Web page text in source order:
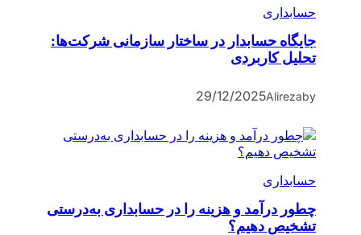
حسابداری
جایگاه حسابدار در ساختار سازمانی شرکت‌ها:
تحلیل کاربردی
by
Alireza
29/12/2025
حسابداری
چطور درآمد و هزینه را در حسابداری به‌درستی
تشخیص دهیم؟